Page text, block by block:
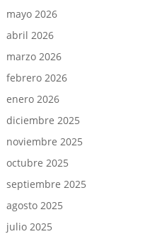
mayo 2026
abril 2026
marzo 2026
febrero 2026
enero 2026
diciembre 2025
noviembre 2025
octubre 2025
septiembre 2025
agosto 2025
julio 2025